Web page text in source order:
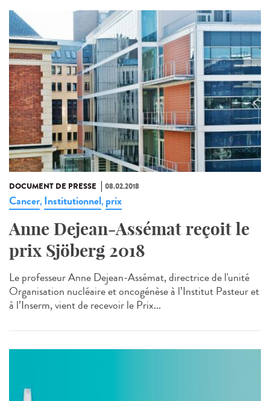
DOCUMENT DE PRESSE 08.02.2018
Cancer, Institutionnel, prix
Anne Dejean-Assémat reçoit le
prix Sjöberg 2018
Le professeur Anne Dejean-Assémat, directrice de l'unité
Organisation nucléaire et oncogénèse à l’Institut Pasteur et
à l’Inserm, vient de recevoir le Prix...